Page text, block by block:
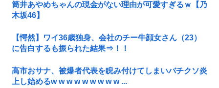
筒井あやめちゃんの現金がない理由が可愛すぎるｗ【乃
木坂46】
【愕然】ワイ36歳独身、会社のチー牛顔女さん（23）
に告白するも振られた結果⇒！！
高市おサナ、被爆者代表を睨み付けてしまいバチクソ炎
上し始めるw w w w w w w w w ...